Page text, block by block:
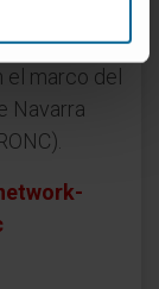
Ramón
el marco del
Navarra